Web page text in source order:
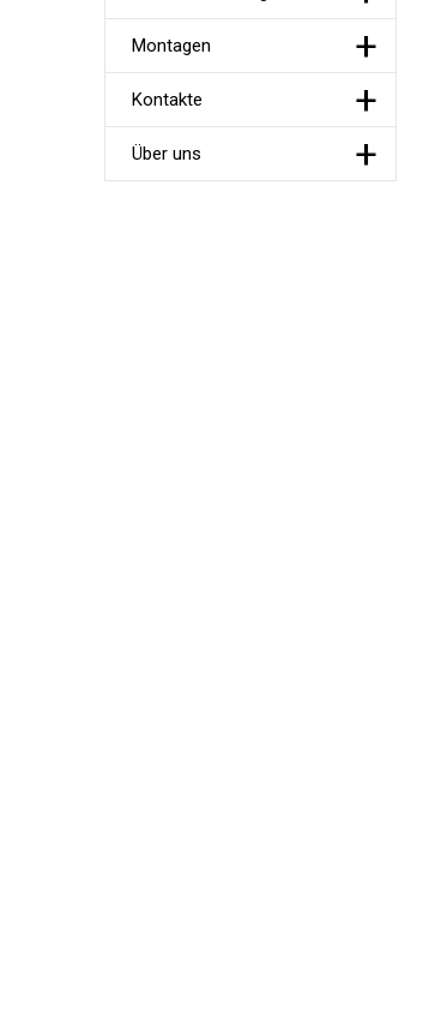
Montagen
Kontakte
Über uns